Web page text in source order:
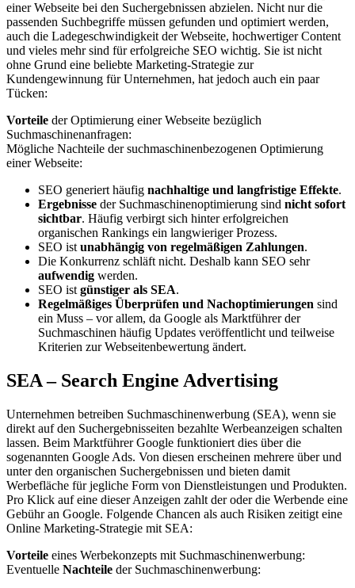
einer Webseite bei den Suchergebnissen abzielen. Nicht nur die
passenden Suchbegriffe müssen gefunden und optimiert werden,
auch die Ladegeschwindigkeit der Webseite, hochwertiger Content
und vieles mehr sind für erfolgreiche SEO wichtig. Sie ist nicht
ohne Grund eine beliebte Marketing-Strategie zur
Kundengewinnung für Unternehmen, hat jedoch auch ein paar
Tücken:
Vorteile der Optimierung einer Webseite bezüglich
Suchmaschinenanfragen:
Mögliche Nachteile der suchmaschinenbezogenen Optimierung
einer Webseite:
SEO generiert häufig nachhaltige und langfristige Effekte.
Ergebnisse der Suchmaschinenoptimierung sind nicht sofort
sichtbar. Häufig verbirgt sich hinter erfolgreichen
organischen Rankings ein langwieriger Prozess.
SEO ist unabhängig von regelmäßigen Zahlungen.
Die Konkurrenz schläft nicht. Deshalb kann SEO sehr
aufwendig werden.
SEO ist günstiger als SEA.
Regelmäßiges Überprüfen und Nachoptimierungen sind
ein Muss – vor allem, da Google als Marktführer der
Suchmaschinen häufig Updates veröffentlicht und teilweise
Kriterien zur Webseitenbewertung ändert.
SEA – Search Engine Advertising
Unternehmen betreiben Suchmaschinenwerbung (SEA), wenn sie
direkt auf den Suchergebnisseiten bezahlte Werbeanzeigen schalten
lassen. Beim Marktführer Google funktioniert dies über die
sogenannten Google Ads. Von diesen erscheinen mehrere über und
unter den organischen Suchergebnissen und bieten damit
Werbefläche für jegliche Form von Dienstleistungen und Produkten.
Pro Klick auf eine dieser Anzeigen zahlt der oder die Werbende eine
Gebühr an Google. Folgende Chancen als auch Risiken zeitigt eine
Online Marketing-Strategie mit SEA:
Vorteile eines Werbekonzepts mit Suchmaschinenwerbung:
Eventuelle Nachteile der Suchmaschinenwerbung: